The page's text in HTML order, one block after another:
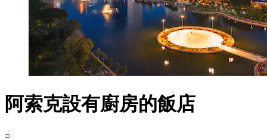
阿索克設有廚房的飯店